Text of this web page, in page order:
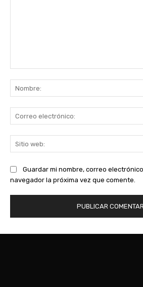
Guardar mi nombre, correo
navegador la próxima vez que comente.